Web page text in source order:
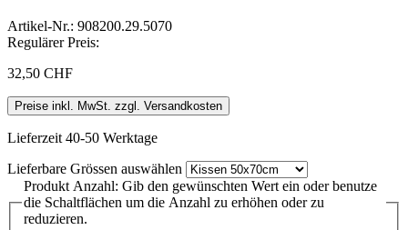
Artikel-Nr.: 908200.29.5070
Regulärer Preis:
32,50 CHF
Preise inkl. MwSt. zzgl. Versandkosten
Lieferzeit 40-50 Werktage
Lieferbare Grössen auswählen
Produkt Anzahl: Gib den gewünschten Wert ein oder benutze
die Schaltflächen um die Anzahl zu erhöhen oder zu
reduzieren.